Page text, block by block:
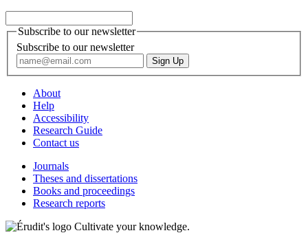
Subscribe to our newsletter
Subscribe to our newsletter
About
Help
Accessibility
Research Guide
Contact us
Journals
Theses and dissertations
Books and proceedings
Research reports
Cultivate your knowledge.